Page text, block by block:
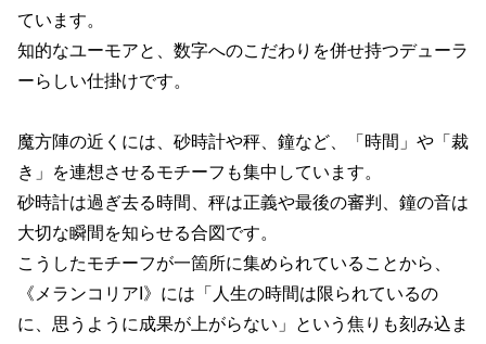
ています。
知的なユーモアと、数字へのこだわりを併せ持つデューラ
ーらしい仕掛けです。
魔方陣の近くには、砂時計や秤、鐘など、「時間」や「裁
き」を連想させるモチーフも集中しています。
砂時計は過ぎ去る時間、秤は正義や最後の審判、鐘の音は
大切な瞬間を知らせる合図です。
こうしたモチーフが一箇所に集められていることから、
《メランコリアI》には「人生の時間は限られているの
に、思うように成果が上がらない」という焦りも刻み込ま